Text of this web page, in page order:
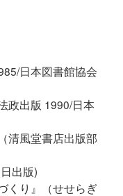
日本図書館協会
政出版 1990/日本
清風堂書店出版部
出版)
くり 』（せせらぎ